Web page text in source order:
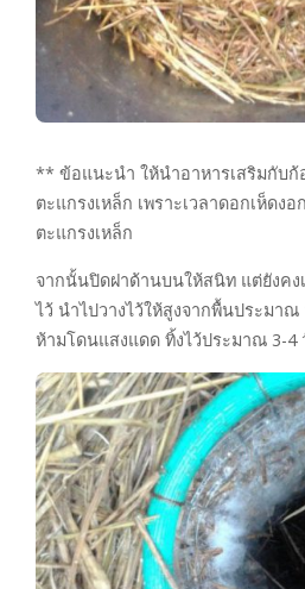
** ข้อแนะนำ ให้นำอาหารเสริมกับก้
ตะแกรงเหล็ก เพราะเวลาดอกเห็ดง
ตะแกรงเหล็ก
จากนั้นปิดฝาด้านบนให้สนิท แต่ยังคง
ไว้ นำไปวางไว้ให้สูงจากพื้นประมาณ
ห้ามโดนแสงแดด ทิ้งไว้ประมาณ 3-4